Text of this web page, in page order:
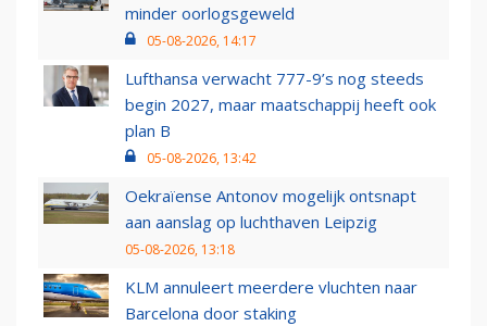
minder oorlogsgeweld
05-08-2026, 14:17
Lufthansa verwacht 777-9’s nog steeds
begin 2027, maar maatschappij heeft ook
plan B
05-08-2026, 13:42
Oekraïense Antonov mogelijk ontsnapt
aan aanslag op luchthaven Leipzig
05-08-2026, 13:18
KLM annuleert meerdere vluchten naar
Barcelona door staking